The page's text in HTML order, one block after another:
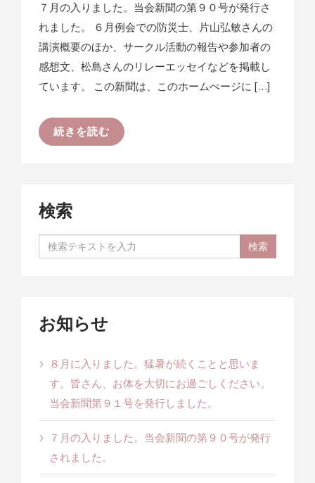
７月の入りました。当会新聞の第９０号が発行さ
れました。 ６月例会での防災士、片山弘敏さんの
講演概要のほか、サークル活動の報告や参加者の
感想文、松島さんのリレーエッセイなどを掲載し
ています。 この新聞は、このホームぺージに […]
続きを読む
検索
お知らせ
８月に入りました。猛暑が続くことと思いま
す。皆さん、お体を大切にお過ごしください。
当会新聞第９１号を発行しました。
７月の入りました。当会新聞の第９０号が発行
されました。